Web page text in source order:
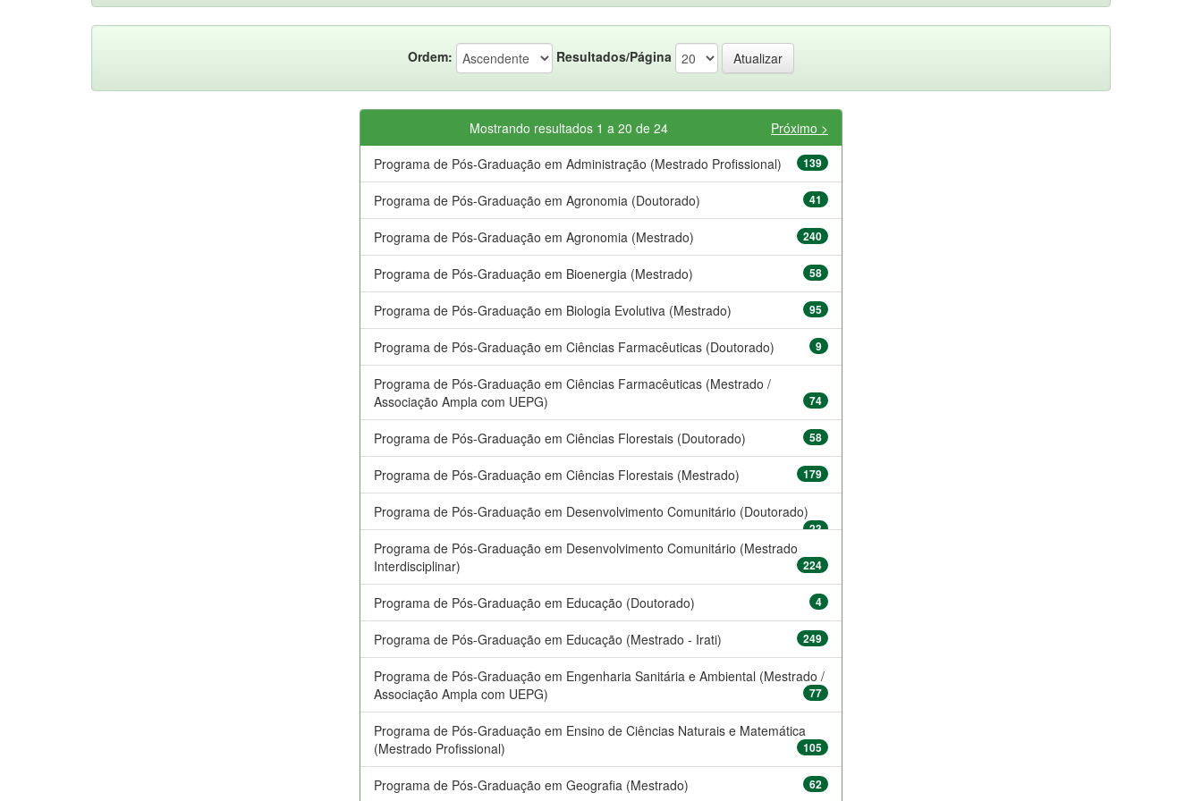
Ordem: Resultados/Página
Mostrando resultados 1 a 20 de 24
Próximo >
Programa de Pós-Graduação em Administração (Mestrado Profissional)
139
Programa de Pós-Graduação em Agronomia (Doutorado) 41
Programa de Pós-Graduação em Agronomia (Mestrado) 240
Programa de Pós-Graduação em Bioenergia (Mestrado) 58
Programa de Pós-Graduação em Biologia Evolutiva (Mestrado) 95
Programa de Pós-Graduação em Ciências Farmacêuticas (Doutorado) 9
Programa de Pós-Graduação em Ciências Farmacêuticas (Mestrado /
Associação Ampla com UEPG)
74
Programa de Pós-Graduação em Ciências Florestais (Doutorado) 58
Programa de Pós-Graduação em Ciências Florestais (Mestrado) 179
Programa de Pós-Graduação em Desenvolvimento Comunitário (Doutorado)
23
Programa de Pós-Graduação em Desenvolvimento Comunitário (Mestrado
Interdisciplinar)
224
Programa de Pós-Graduação em Educação (Doutorado) 4
Programa de Pós-Graduação em Educação (Mestrado - Irati) 249
Programa de Pós-Graduação em Engenharia Sanitária e Ambiental (Mestrado /
Associação Ampla com UEPG)
77
Programa de Pós-Graduação em Ensino de Ciências Naturais e Matemática
(Mestrado Profissional)
105
Programa de Pós-Graduação em Geografia (Mestrado) 62